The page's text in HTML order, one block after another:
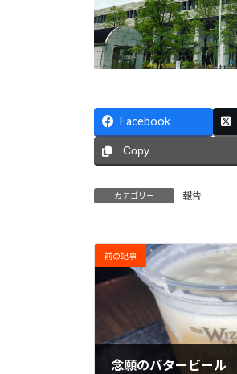
Facebook
Copy
カテゴリー 報告
前の記事
念願のバタービール